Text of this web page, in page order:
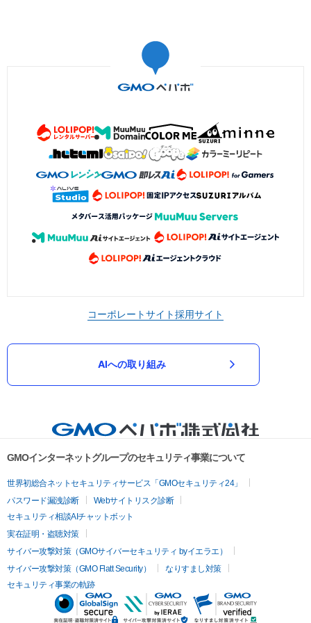
コーポレートサイト採用サイト
AIへの取り組み
GMOインターネットグループのセキュリティ事業について
世界初総合ネットセキュリティサービス「GMOセキュリティ24」
パスワード漏洩診断
Webサイトリスク診断
セキュリティ相談AIチャットボット
実在証明・盗聴対策
サイバー攻撃対策（GMOサイバーセキュリティ byイエラエ）
サイバー攻撃対策（GMO Flatt Security）
なりすまし対策
セキュリティ事業の軌跡